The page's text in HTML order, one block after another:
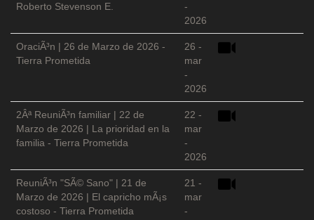
Roberto Stevenson E.
-
2026
OraciÃ³n | 26 de Marzo de 2026 -
Tierra Prometida
26 -
mar
-
2026
2Âª ReuniÃ³n familiar | 22 de
Marzo de 2026 | La prioridad en la
familia - Tierra Prometida
22 -
mar
-
2026
ReuniÃ³n "SÃ© Sano" | 21 de
Marzo de 2026 | El capricho mÃ¡s
costoso - Tierra Prometida
21 -
mar
-